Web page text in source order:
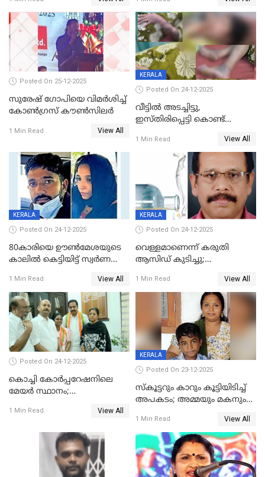
Posted On 25-12-2025
സുരേഷ് ഗോപിയെ വിമര്‍ശിച്ച്
കോണ്‍ഗ്രസ് കൗണ്‍സിലര്‍
1 Min Read View All
KERALA
Posted On 24-12-2025
വീട്ടിൽ അടച്ചിട്ടു,
ഇസ്തിരിപ്പെട്ടി കൊണ്ട്
ഗർഭിണിയായ യുവതിക്ക് ക്രൂര
1 Min Read View All
KERALA
Posted On 24-12-2025
80കാരിയെ ഊൺമേശയുടെ
കാലിൽ കെട്ടിയിട്ട് സ്വർണവും
കൊച്ചുമകനും സുഹൃത്തും
അറസ്റ്റിൽ
1 Min Read View All
KERALA
Posted On 24-12-2025
വെള്ളമാണെന്ന് കരുതി
ആസിഡ് കുടിച്ചു;
മരിച്ചു
1 Min Read View All
Posted On 24-12-2025
കൊച്ചി കോര്‍പ്പറേഷനിലെ
മേയര്‍ സ്ഥാനം;
രൂക്ഷം
1 Min Read View All
KERALA
Posted On 23-12-2025
സ്കൂട്ടറും കാറും കൂട്ടിയിടിച്ച്
അപകടം; അമ്മയും മകനും
ഗുരുതരാവസ്ഥയിൽ
1 Min Read View All